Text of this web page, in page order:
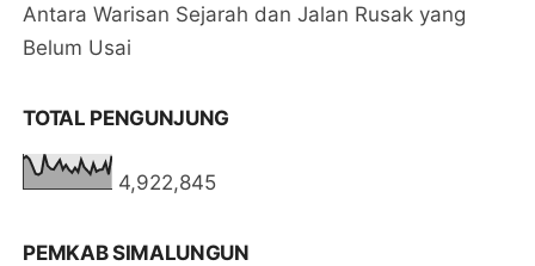
Antara Warisan Sejarah dan Jalan Rusak yang
Belum Usai
TOTAL PENGUNJUNG
4,922,845
PEMKAB SIMALUNGUN